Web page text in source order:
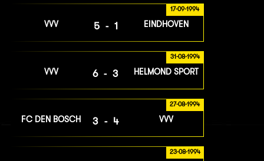
17-09-1994
VVV 5-1 EINDHOVEN
31-08-1994
VVV 6-3 HELMOND SPORT
27-08-1994
FC DEN BOSCH 3-4 VVV
23-08-1994